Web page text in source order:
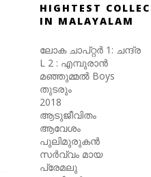
HIGHTEST
IN MALAYALAM
ലോക ചാപ്റ്റർ 1: ചന്ദ്ര
L 2 : എമ്പുരാൻ :
മഞ്ഞുമ്മൽ Boys :
തുടരും :
2018 :
ആടുജീവിതം :
ആവേശം :
പുലിമുരുകൻ :
സർവ്വം മായ :
പ്രേമലു :